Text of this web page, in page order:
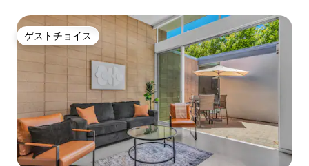
ゲストチョイス
ゲストチョイス